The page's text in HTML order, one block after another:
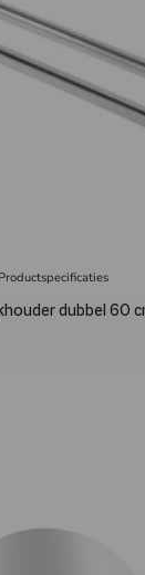
Productspecificaties
dubbel 60